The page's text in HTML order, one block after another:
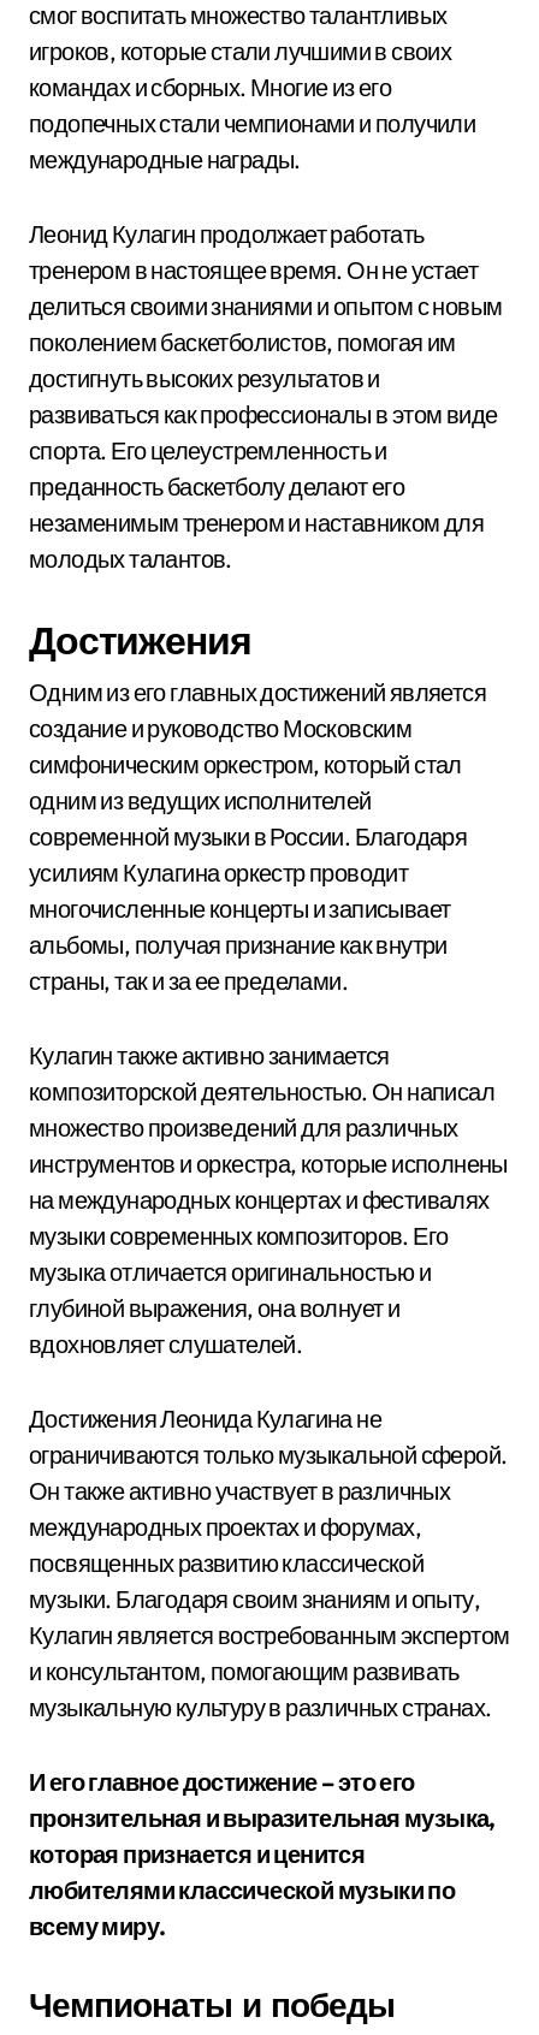
смог воспитать множество талантливых
игроков, которые стали лучшими в своих
командах и сборных. Многие из его
подопечных стали чемпионами и получили
международные награды.
Леонид Кулагин продолжает работать
тренером в настоящее время. Он не устает
делиться своими знаниями и опытом с новым
поколением баскетболистов, помогая им
достигнуть высоких результатов и
развиваться как профессионалы в этом виде
спорта. Его целеустремленность и
преданность баскетболу делают его
незаменимым тренером и наставником для
молодых талантов.
Достижения
Одним из его главных достижений является
создание и руководство Московским
симфоническим оркестром, который стал
одним из ведущих исполнителей
современной музыки в России. Благодаря
усилиям Кулагина оркестр проводит
многочисленные концерты и записывает
альбомы, получая признание как внутри
страны, так и за ее пределами.
Кулагин также активно занимается
композиторской деятельностью. Он написал
множество произведений для различных
инструментов и оркестра, которые исполнены
на международных концертах и фестивалях
музыки современных композиторов. Его
музыка отличается оригинальностью и
глубиной выражения, она волнует и
вдохновляет слушателей.
Достижения Леонида Кулагина не
ограничиваются только музыкальной сферой.
Он также активно участвует в различных
международных проектах и форумах,
посвященных развитию классической
музыки. Благодаря своим знаниям и опыту,
Кулагин является востребованным экспертом
и консультантом, помогающим развивать
музыкальную культуру в различных странах.
И его главное достижение – это его
пронзительная и выразительная музыка,
которая признается и ценится
любителями классической музыки по
всему миру.
Чемпионаты и победы